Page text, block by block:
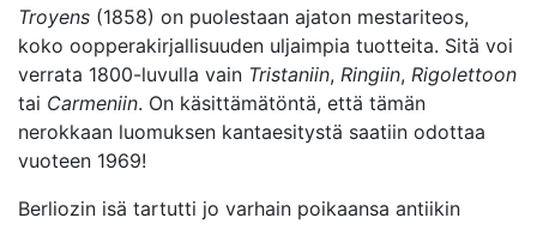
Troyens (1858) on puolestaan ajaton mestariteos,
koko oopperakirjallisuuden uljaimpia tuotteita. Sitä voi
verrata 1800-luvulla vain Tristaniin, Ringiin, Rigolettoon
tai Carmeniin. On käsittämätöntä, että tämän
nerokkaan luomuksen kantaesitystä saatiin odottaa
vuoteen 1969!
Berliozin isä tartutti jo varhain poikaansa antiikin